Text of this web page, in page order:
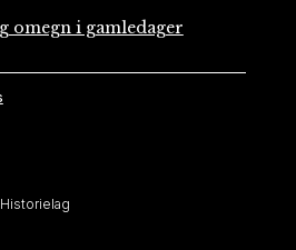
omegn i gamledager